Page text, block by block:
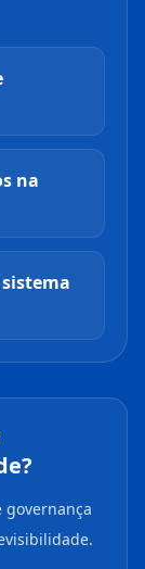
na
governança